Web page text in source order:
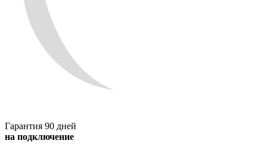
Гарантия 90 дней
на подключение